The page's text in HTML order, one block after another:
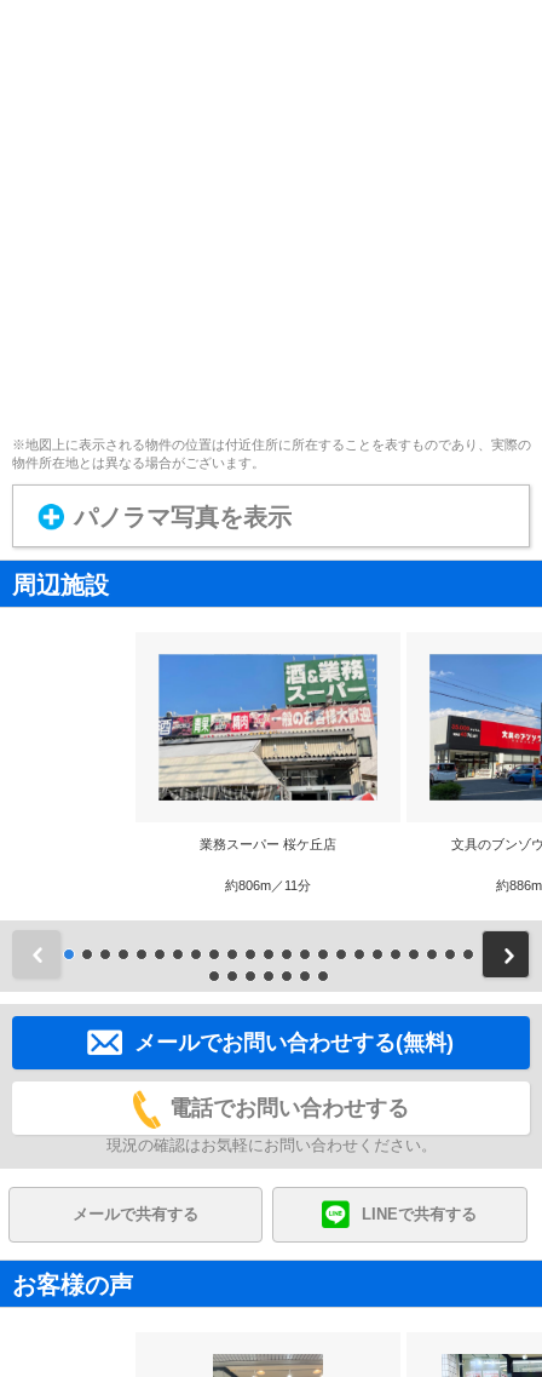
※地図上に表示される物件の位置は付近住所に所在することを表すものであり、実際の
物件所在地とは異なる場合がございます。
パノラマ写真を表示
周辺施設
業務スーパー 桜ケ丘店
約806m／11分
文具のブンゾ
約
前
メールでお問い合わせする(無料)
電話でお問い合わせする
現況の確認はお気軽にお問い合わせください。
メールで共有する LINEで共有する
お客様の声